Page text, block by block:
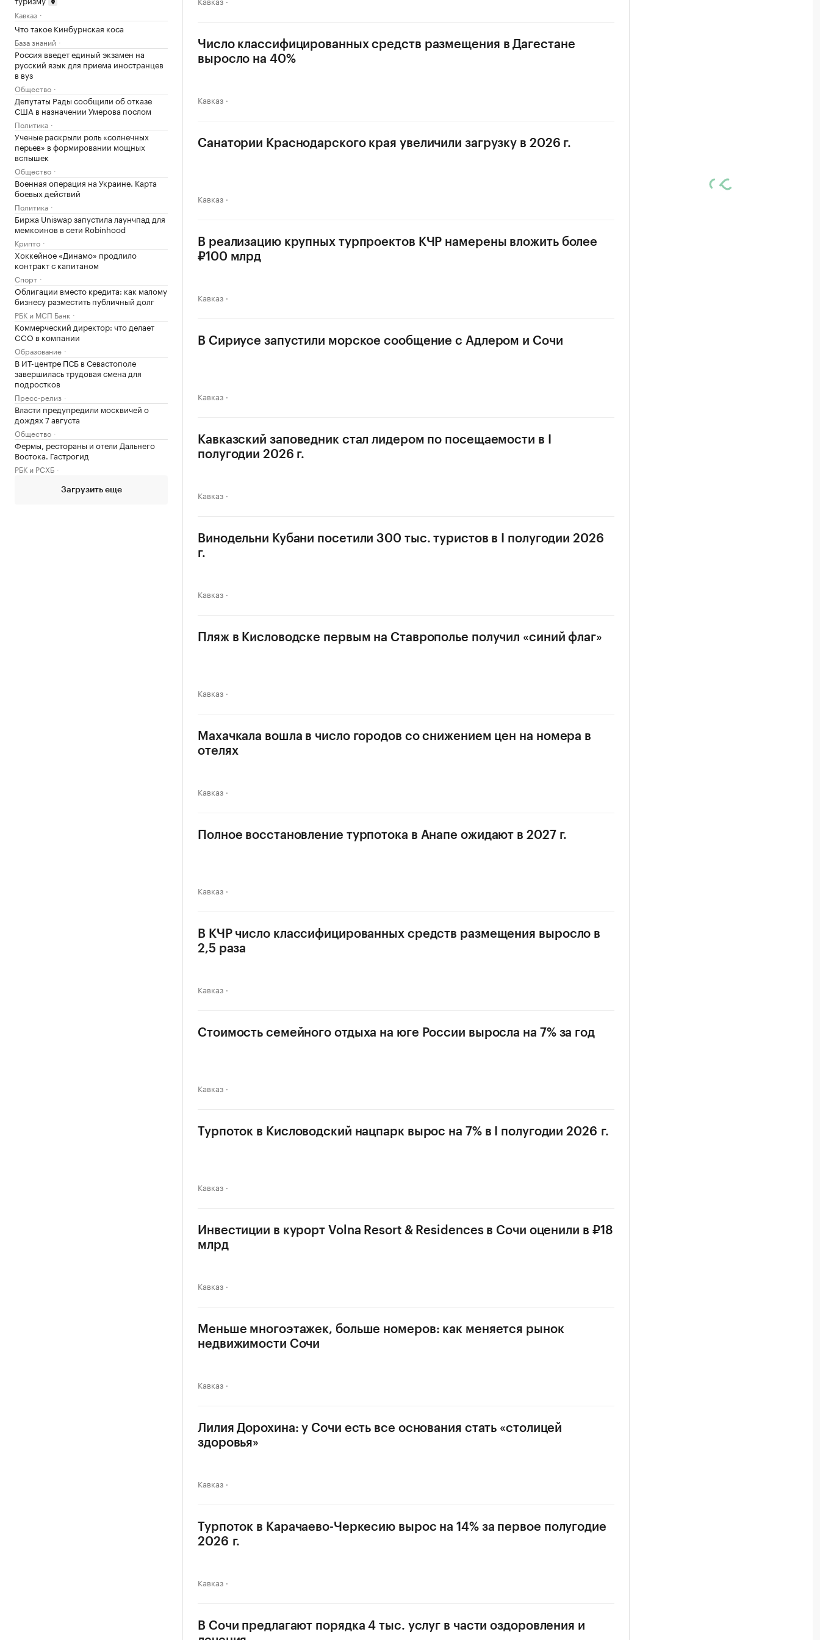
Кавказ
Что такое Кинбурнская коса
База знаний
Россия введет единый экзамен на
русский язык для приема иностранцев
в вуз
Общество
Депутаты Рады сообщили об отказе
США в назначении Умерова послом
Политика
Ученые раскрыли роль «солнечных
перьев» в формировании мощных
вспышек
Общество
Военная операция на Украине. Карта
боевых действий
Политика
Биржа Uniswap запустила лаунчпад для
мемкоинов в сети Robinhood
Крипто
Хоккейное «Динамо» продлило
контракт с капитаном
Спорт
Облигации вместо кредита: как малому
бизнесу разместить публичный долг
РБК и МСП Банк
Коммерческий директор: что делает
CCO в компании
Образование
В ИТ-центре ПСБ в Севастополе
завершилась трудовая смена для
подростков
Пресс-релиз
Власти предупредили москвичей о
дождях 7 августа
Общество
Фермы, рестораны и отели Дальнего
Востока. Гастрогид
РБК и РСХБ
Загрузить еще
Число классифицированных средств размещения в Дагестане
выросло на 40%
Кавказ
Санатории Краснодарского края увеличили загрузку в 2026 г.
Кавказ
В реализацию крупных турпроектов КЧР намерены вложить более
₽100 млрд
Кавказ
В Сириусе запустили морское сообщение с Адлером и Сочи
Кавказ
Кавказский заповедник стал лидером по посещаемости в I
полугодии 2026 г.
Кавказ
Винодельни Кубани посетили 300 тыс. туристов в I полугодии 2026
г.
Кавказ
Пляж в Кисловодске первым на Ставрополье получил «синий флаг»
Кавказ
Махачкала вошла в число городов со снижением цен на номера в
отелях
Кавказ
Полное восстановление турпотока в Анапе ожидают в 2027 г.
Кавказ
В КЧР число классифицированных средств размещения выросло в
2,5 раза
Кавказ
Стоимость семейного отдыха на юге России выросла на 7% за год
Кавказ
Турпоток в Кисловодский нацпарк вырос на 7% в I полугодии 2026 г.
Кавказ
Инвестиции в курорт Volna Resort & Residences в Сочи оценили в ₽18
млрд
Кавказ
Меньше многоэтажек, больше номеров: как меняется рынок
недвижимости Сочи
Кавказ
Лилия Дорохина: у Сочи есть все основания стать «столицей
здоровья»
Кавказ
Турпоток в Карачаево-Черкесию вырос на 14% за первое полугодие
2026 г.
Кавказ
В Сочи предлагают порядка 4 тыс. услуг в части оздоровления и